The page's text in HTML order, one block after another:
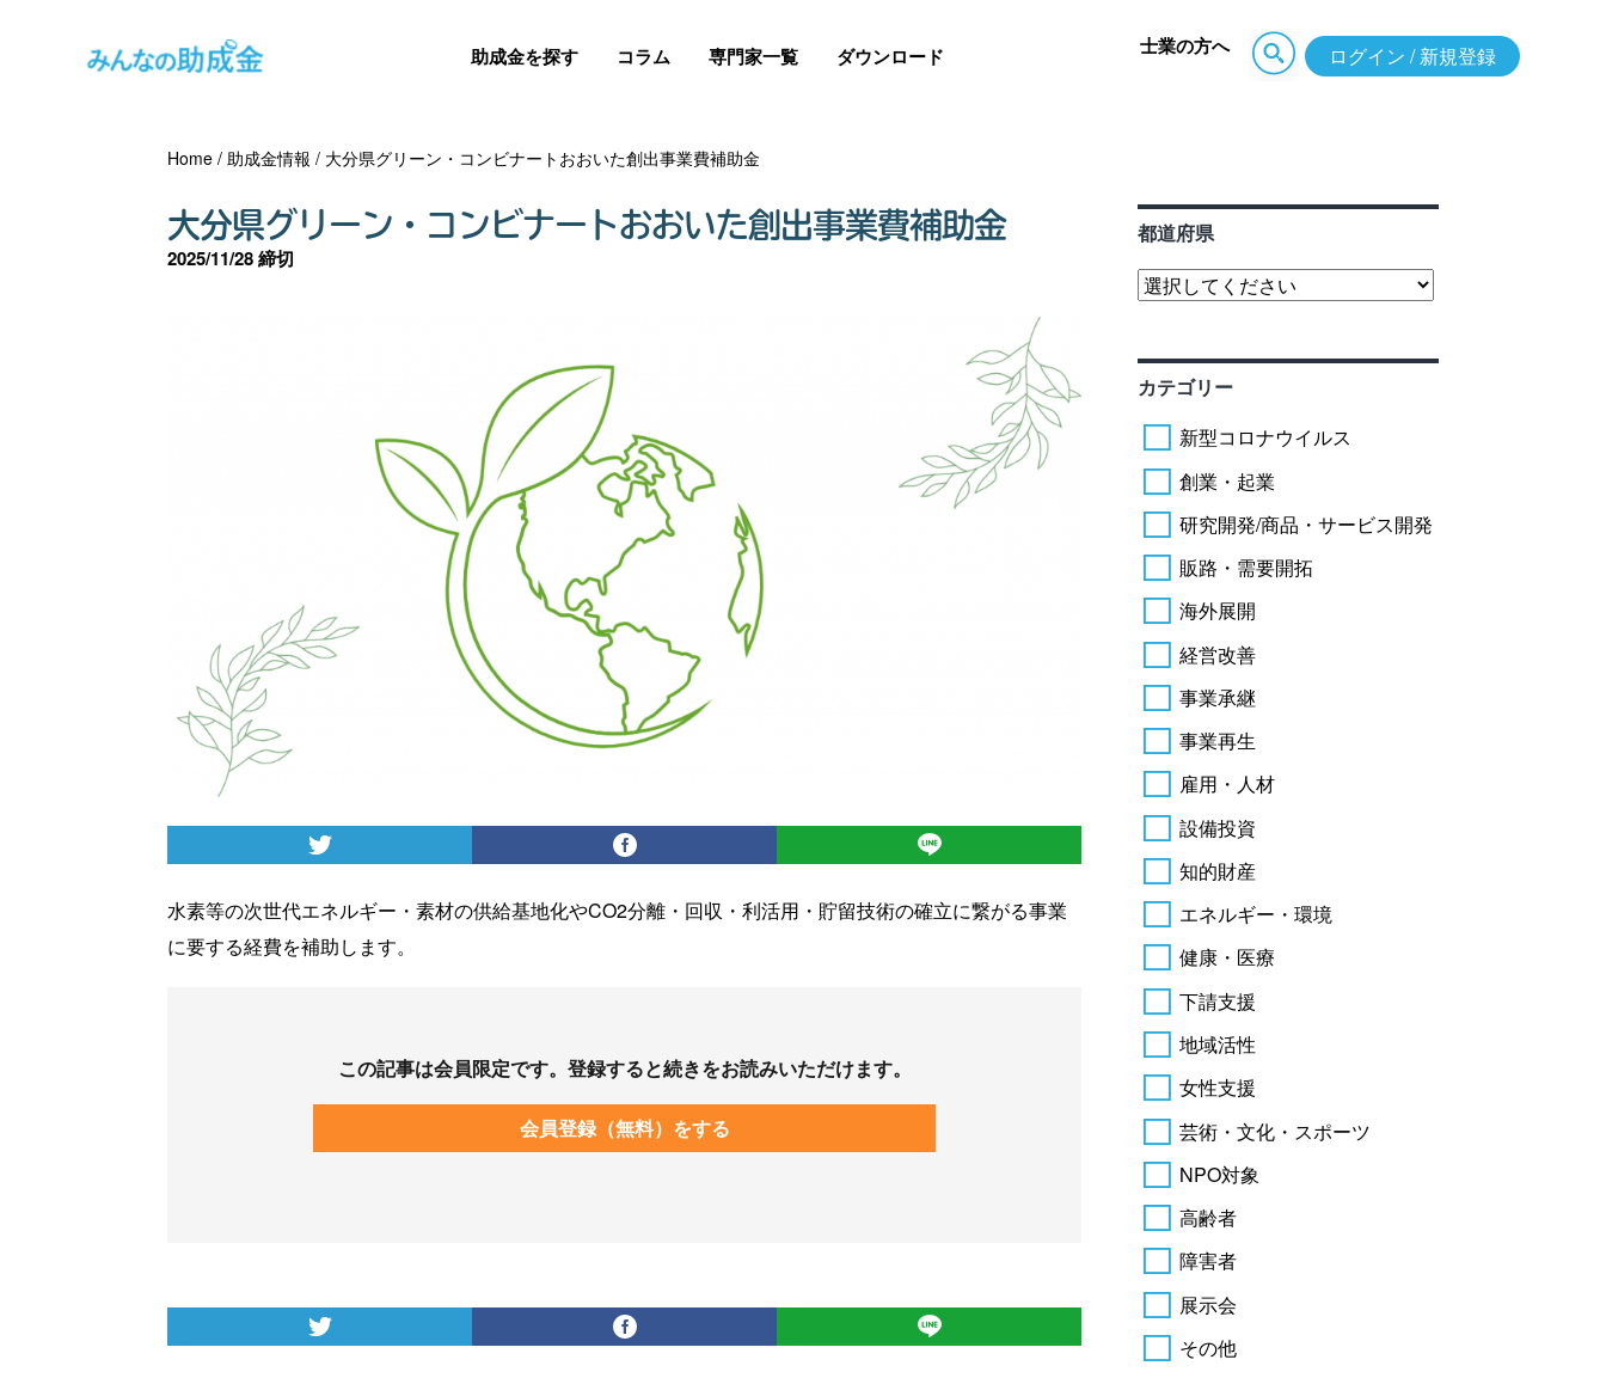
助成金を探す コラム 専門家一覧 ダウンロード 士業の方へ ログイン / 新規登録
Home /助成金情報 / 大分県グリーン・コンビナートおおいた創出事業費補助金
大分県グリーン・コンビナートおおいた創出事業費補助金
2025/11/28 締切
水素等の次世代エネルギー・素材の供給基地化やCO2分離・回収・利活用・貯留技術の確立に繋がる事業
に要する経費を補助します。
この記事は会員限定です。登録すると続きをお読みいただけます。
会員登録（無料）をする
都道府県
カテゴリー
新型コロナウイルス
創業・起業
研究開発/商品・サービス開発
販路・需要開拓
海外展開
経営改善
事業承継
事業再生
雇用・人材
設備投資
知的財産
エネルギー・環境
健康・医療
下請支援
地域活性
女性支援
芸術・文化・スポーツ
NPO対象
高齢者
障害者
展示会
その他